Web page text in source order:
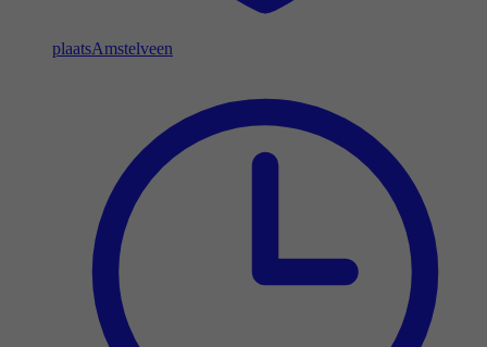
plaatsAmstelveen